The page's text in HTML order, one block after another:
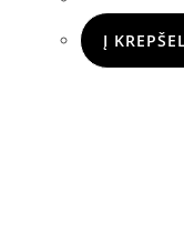
Į